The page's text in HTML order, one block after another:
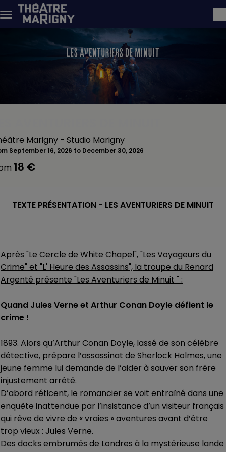
Skip to main content
Marigny - Studio Marigny
September 16, 2026 to December 30, 2026
18 €
TEXTE PRÉSENTATION - LES AVENTURIERS DE MINUIT
Après "Le Cercle de White Chapel", "Les Voyageurs du
Crime" et "L' Heure des Assassins", la troupe du Renard
Argenté présente "Les Aventuriers de Minuit " :
Quand Jules Verne et Arthur Conan Doyle défient le
crime !
1893. Alors qu’Arthur Conan Doyle, lassé de son célèbre
détective, prépare l’assassinat de Sherlock Holmes, une
jeune femme lui demande de l’aider à sauver son frère
injustement arrêté.
D’abord réticent, le romancier se voit entraîné dans une
enquête inattendue par l’insistance d’un visiteur français
qui rêve de vivre de « vraies » aventures avant d’être
trop vieux : Jules Verne.
Des docks embrumés de Londres à la mystérieuse lande